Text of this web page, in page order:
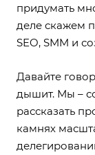
придумать
деле скажем
SEO, SMM и
Давайте
дышит. Мы –
рассказать
камнях